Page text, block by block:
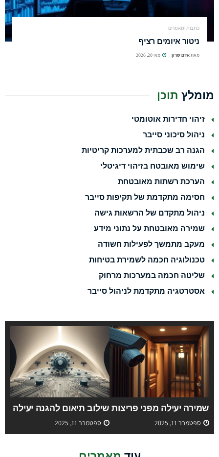
כתבות ומאמרים
ניטור איומים רציף
מאתאדם שרון מאי 20, 2026
מומלץ תוכן
זיהוי חדירות אוטומטי
ניהול סיכוני סייבר
הגנה רב שכבתית למערכות קריטיות
שימוש מאובטח בזיהוי דיגיטלי
הערכת רשתות מאובטחת
חסימה מתקדמת של תקיפות סייבר
ניהול מתקדם של הרשאות גישה
שמירה מאובטחת על נתוני מידע
מעקב מתמשך לפעילות חשודה
טכנולוגיה חכמה לשמירת בטיחות
שליטה חכמה במערכות מרחוק
אסטרטגיה מתקדמת לניהול סייבר
שמירה יעילה מפני פריצות
ספטמבר 11, 2025
שילוב תיאום להגנה יעילה
ספטמבר 11, 2025